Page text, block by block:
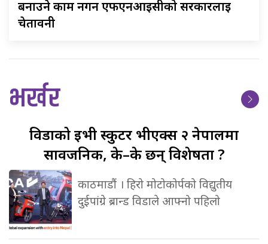
बनाउने काम नगर्न एफएनआईसीको सरकारलाई
चेतावनी
भर्खर
विडाकोईभी स्कुटर भीएक्स २ नेपालमा
सार्वजनिक, के–के छन् विशेषता ?
काठमाडौं । हिरो मोटोकोर्पको विद्युतीय
दुईपांग्रे ब्रान्ड विडाले आफ्नो पहिलो